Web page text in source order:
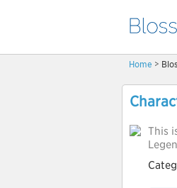
Home >
This